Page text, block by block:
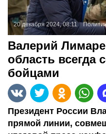
20 декабря 2024, 08:11
Валерий
область всегда
бойцами
Президент России
прямой линии,